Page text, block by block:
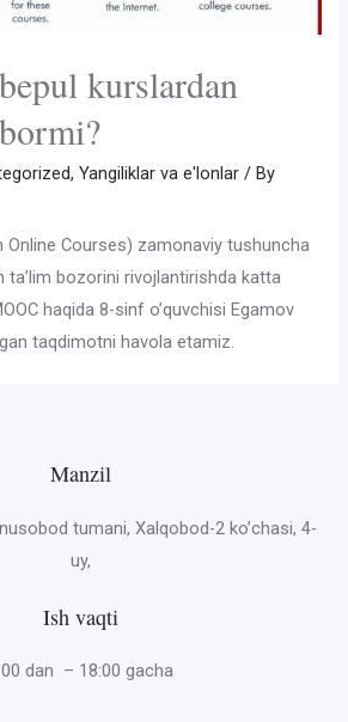
kurslardan
,Yangiliklar va e'lonlar / By
Online Courses) zamonaviy tushuncha
ta’lim bozorini rivojlantirishda katta
haqida 8-sinf o’quvchisi Egamov
taqdimotni havola etamiz.
Manzil
tumani, Xalqobod-2 ko’chasi, 4-
uy,
Ish vaqti
dan – 18:00 gacha